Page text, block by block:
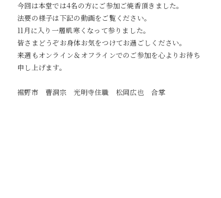
今回は本堂では4名の方にご参加ご焼香頂きました。
法要の様子は下記の動画をご覧ください。
11月に入り一層肌寒くなって参りました。
皆さまどうぞお身体お気をつけてお過ごしください。
来週もオンライン＆オフラインでのご参加を心よりお待ち
申し上げます。
裾野市 曹洞宗 光明寺住職 松岡広也 合掌